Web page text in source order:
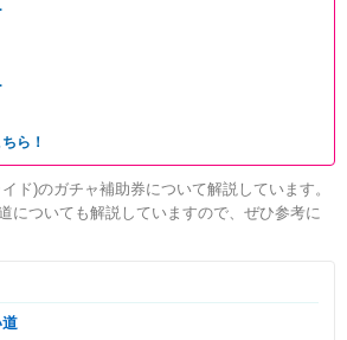
ら！
ド)のガチャ補助券について解説しています。
についても解説していますので、ぜひ参考に
道